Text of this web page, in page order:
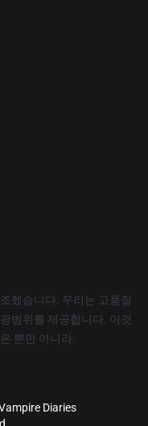
했습니다. 우리는 고품질
범위를 제공합니다. 이것
뿐만 아니라.
Diaries